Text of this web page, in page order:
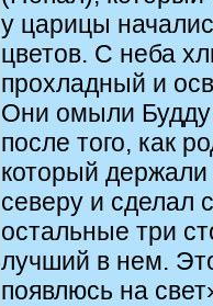
у царицы
цветов. С неба
прохладный и
Они омыли Будду
после того, как
который
северу и сделал
остальные три
лучший в нем.
появлюсь на